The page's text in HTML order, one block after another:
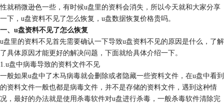
性就稍微逊色一些，有时候u盘里的资料会消失，所以今天就和大家分享
一下，u盘资料不见了怎么恢复，u盘数据恢复价格贵吗。
一、u盘资料不见了怎么恢复
u盘里的资料不见首先需要确认一下导致u盘资料不见的原因是什么，了解
了具体原因才能更好的解决问题，下面就给具体介绍一下。
1.u盘中病毒导致的资料文件不见
一般如果u盘中了木马病毒就会删除或者隐藏一些资料文件，在u盘中看到
的资料文件一般也都是病毒文件，并不是存储的资料文件，遇到这种情
况，最好的办法就是使用杀毒软件对u盘进行杀毒，一般杀毒软件清除完